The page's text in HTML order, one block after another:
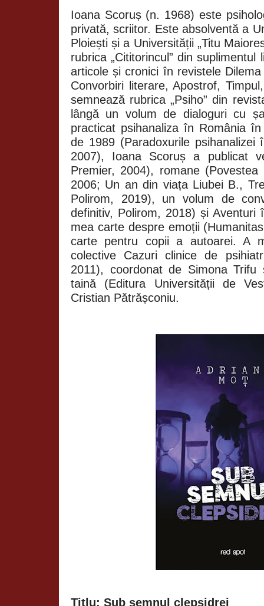
Ioana Scoruș (n. 1968) este
privată, scriitor. Este absolventă a
Ploiești și a Universității „Titu
rubrica „Cititorincul” din
articole și cronici în revistele
Convorbiri literare, Apostrof,
semnează rubrica „Psiho” din
lângă un volum de dialoguri cu
practicat psihanaliza în România în
de 1989 (Paradoxurile psihanalizei
2007), Ioana Scoruș a publicat
Premier, 2004), romane (Povestea
2006; Un an din viața Liubei B.,
Polirom, 2019), un volum de
definitiv, Polirom, 2018) și Aventuri
mea carte despre emoții
carte pentru copii a autoarei. A
colective Cazuri clinice de
2011), coordonat de Simona
taină (Editura Universității de
Cristian Pătrășconiu.
Titlu: Sub semnul clepsidrei